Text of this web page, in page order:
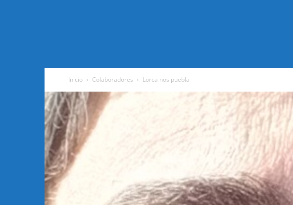
Inicio Colaboradores Lorca nos puebla